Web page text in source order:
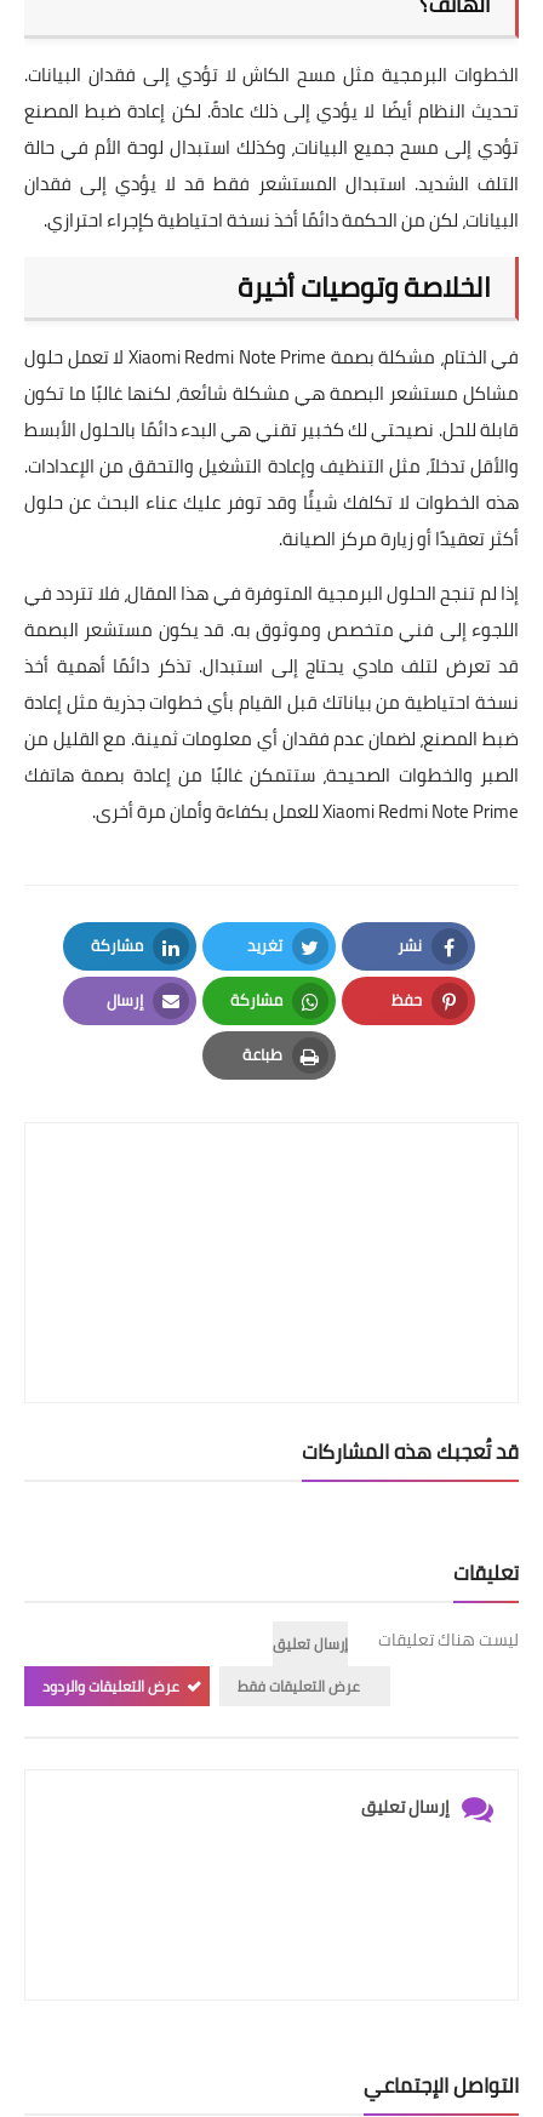
الخطوات البرمجية مثل مسح الكاش لا تؤدي إلى فقدان البيانات.
تحديث النظام أيضًا لا يؤدي إلى ذلك عادةً. لكن إعادة ضبط المصنع
تؤدي إلى مسح جميع البيانات، وكذلك استبدال لوحة الأم في حالة
التلف الشديد. استبدال المستشعر فقط قد لا يؤدي إلى فقدان
البيانات، لكن من الحكمة دائمًا أخذ نسخة احتياطية كإجراء احترازي.
الخلاصة وتوصيات أخيرة
في الختام، مشكلة بصمة Xiaomi Redmi Note Prime لا تعمل حلول
مشاكل مستشعر البصمة هي مشكلة شائعة، لكنها غالبًا ما تكون
قابلة للحل. نصيحتي لك كخبير تقني هي البدء دائمًا بالحلول الأبسط
والأقل تدخلاً، مثل التنظيف وإعادة التشغيل والتحقق من الإعدادات.
هذه الخطوات لا تكلفك شيئًا وقد توفر عليك عناء البحث عن حلول
أكثر تعقيدًا أو زيارة مركز الصيانة.
إذا لم تنجح الحلول البرمجية المتوفرة في هذا المقال، فلا تتردد في
اللجوء إلى فني متخصص وموثوق به. قد يكون مستشعر البصمة
قد تعرض لتلف مادي يحتاج إلى استبدال. تذكر دائمًا أهمية أخذ
نسخة احتياطية من بياناتك قبل القيام بأي خطوات جذرية مثل إعادة
ضبط المصنع، لضمان عدم فقدان أي معلومات ثمينة. مع القليل من
الصبر والخطوات الصحيحة، ستتمكن غالبًا من إعادة بصمة هاتفك
Xiaomi Redmi Note Prime للعمل بكفاءة وأمان مرة أخرى.
نشر
Facebook
تغريد
Twitter
مشاركة
LinkedIn
حفظ
Pinterest
مشاركة
Whatsapp
إرسال
Email
طباعة
Print
قد تُعجبك هذه المشاركات
تعليقات
ليست هناك تعليقات
إرسال تعليق
عرض التعليقات فقط
عرض التعليقات والردود
إرسال تعليق
التواصل الإجتماعي